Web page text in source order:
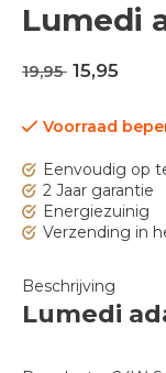
Lumedi
19,95 15,95
Voorraad
Eenvoudig op
2 Jaar garantie
Energiezuinig
Verzending in
Beschrijving
Lumedi